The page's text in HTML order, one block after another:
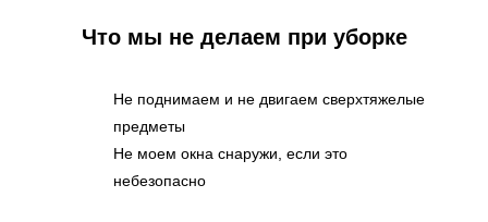
Что мы не делаем при уборке
Не поднимаем и не двигаем сверхтяжелые
предметы
Не моем окна снаружи, если это
небезопасно